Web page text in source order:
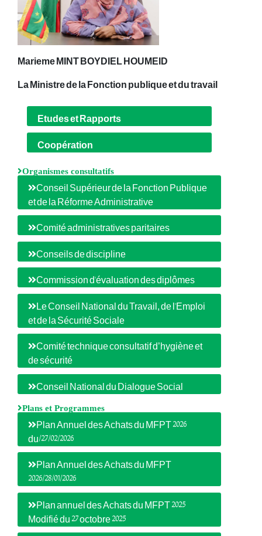
Marieme MINT BOYDIEL HOUMEID
La Ministre de la Fonction publique et du travail
Etudes et Rapports
Coopération
Organismes consultatifs
Conseil Supérieur de la Fonction Publique
et de la Réforme Administrative
Comité administratives paritaires
Conseils de discipline
Commission d'évaluation des diplômes
Le Conseil National du Travail, de l'Emploi
et de la Sécurité Sociale
Comité technique consultatif d’hygiène et
de sécurité
Conseil National du Dialogue Social
Plans et Programmes
Plan Annuel des Achats du MFPT 2026
du/27/02/2026
Plan Annuel des Achats du MFPT
2026/28/01/2026
Plan annuel des Achats du MFPT 2025
Modifié du 27 octobre 2025